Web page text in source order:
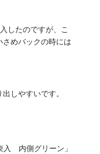
したのですが、こ
めバックの時には
しやすいです。
内側グリーン」